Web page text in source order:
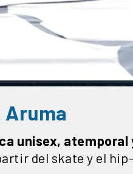
Aruma
unisex, atemporal
del skate y el